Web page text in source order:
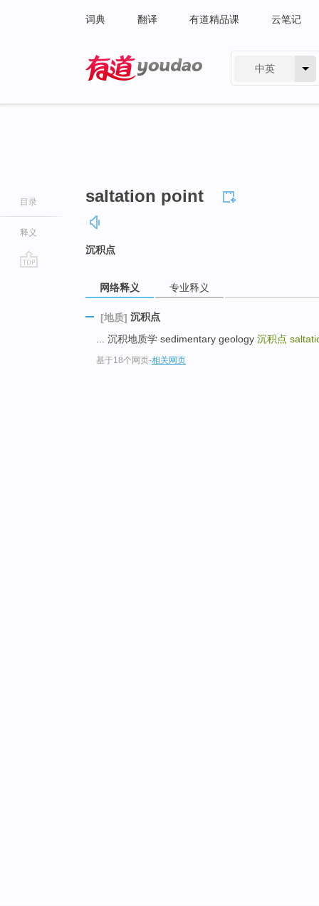
词典 翻译 有道精品课 云笔记
中英
目录
释义
saltation point
沉积点
网络释义 专业释义
[地质] 沉积点
... 沉积地质学 sedimentary geology 沉积点
基于18个网页-相关网页